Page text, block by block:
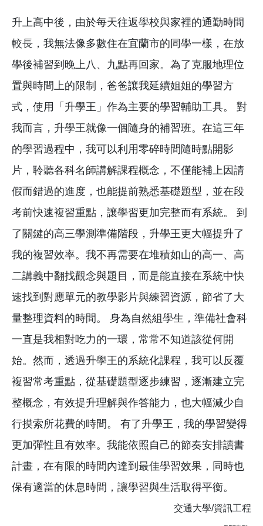
升上高中後，由於每天往返學校與家裡的通勤時間
較長，我無法像多數住在宜蘭市的同學一樣，在放
學後補習到晚上八、九點再回家。為了克服地理位
置與時間上的限制，爸爸讓我延續姐姐的學習方
式，使用「升學王」作為主要的學習輔助工具。 對
我而言，升學王就像一個隨身的補習班。在這三年
的學習過程中，我可以利用零碎時間隨時點開影
片，聆聽各科名師講解課程概念，不僅能補上因請
假而錯過的進度，也能提前熟悉基礎題型，並在段
考前快速複習重點，讓學習更加完整而有系統。 到
了關鍵的高三學測準備階段，升學王更大幅提升了
我的複習效率。我不再需要在堆積如山的高一、高
二講義中翻找觀念與題目，而是能直接在系統中快
速找到對應單元的教學影片與練習資源，節省了大
量整理資料的時間。 身為自然組學生，準備社會科
一直是我相對吃力的一環，常常不知道該從何開
始。然而，透過升學王的系統化課程，我可以反覆
複習常考重點，從基礎題型逐步練習，逐漸建立完
整概念，有效提升理解與作答能力，也大幅減少自
行摸索所花費的時間。 有了升學王，我的學習變得
更加彈性且有效率。我能依照自己的節奏安排讀書
計畫，在有限的時間內達到最佳學習效果，同時也
保有適當的休息時間，讓學習與生活取得平衡。
交通大學/資訊工程